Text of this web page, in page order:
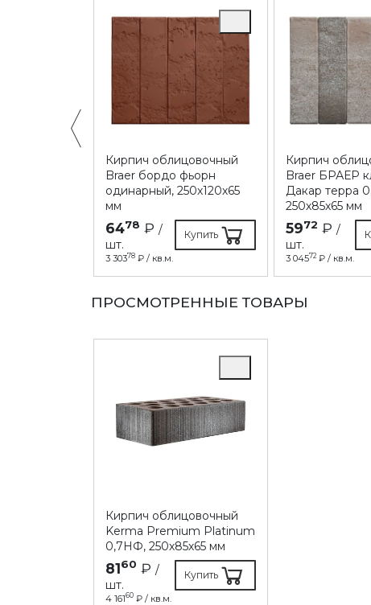
Кирпич облицовочный
Braer бордо фьорн
одинарный, 250х120х65
мм
6478 ₽ /
шт.
3 30378 ₽ / кв.м.
Купить
Кирпич
Braer БРАЕР
Дакар терра
250х85х65 мм
5972 ₽ /
шт.
3 04572 ₽ / кв.м.
ПРОСМОТРЕННЫЕ ТОВАРЫ
Кирпич облицовочный
Kerma Premium Platinum
0,7НФ, 250х85х65 мм
8160 ₽ /
шт.
4 16160 ₽ / кв.м.
Купить